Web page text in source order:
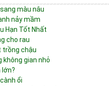
màu nâu
nảy mầm
Hạn Tốt Nhất
cho rau
trồng chậu
không gian nhỏ
lớn?
ổi